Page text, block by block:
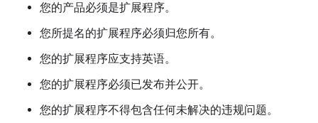
您的产品必须是扩展程序。
您所提名的扩展程序必须归您所有。
您的扩展程序应支持英语。
您的扩展程序必须已发布并公开。
您的扩展程序不得包含任何未解决的违规问题。